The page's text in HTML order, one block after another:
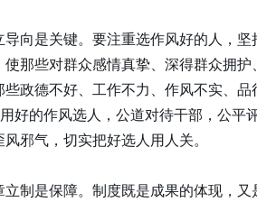
向是关键。要注重选作风好的人，
那些对群众感情真挚、深得群众拥
政德不好、工作不力、作风不实、
好的作风选人，公道对待干部，公
邪气，切实把好选人用人关。
制是保障。制度既是成果的体现，